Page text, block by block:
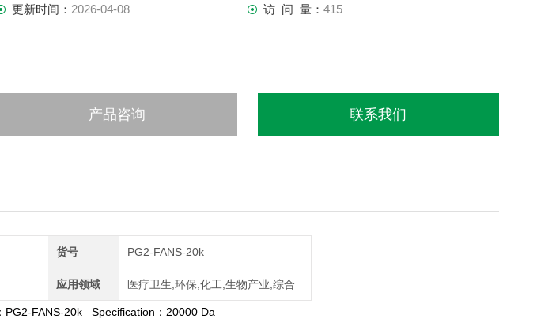
更新时间： 2026-04-08 访 问 量： 415
产品咨询 联系我们
货号 PG2-FANS-20k
应用领域 医疗卫生,环保,化工,生物产业,综合
PG2-FANS-20k Specification：20000 Da